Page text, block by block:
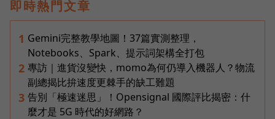
即時熱門文章
1 Gemini完整教學地圖！37篇實測整理，
Notebooks、Spark、提示詞架構全打包
2 專訪｜進貨沒變快，momo為何仍導入機器人？物流
副總揭比拚速度更棘手的缺工難題
3 告別「極速迷思」！Opensignal 國際評比揭密：什
麼才是 5G 時代的好網路？